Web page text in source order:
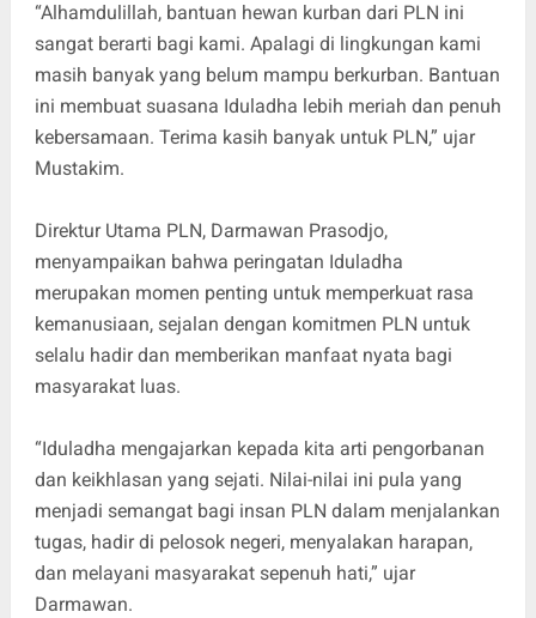
“Alhamdulillah, bantuan hewan kurban dari PLN ini
sangat berarti bagi kami. Apalagi di lingkungan kami
masih banyak yang belum mampu berkurban. Bantuan
ini membuat suasana Iduladha lebih meriah dan penuh
kebersamaan. Terima kasih banyak untuk PLN,” ujar
Mustakim.
Direktur Utama PLN, Darmawan Prasodjo,
menyampaikan bahwa peringatan Iduladha
merupakan momen penting untuk memperkuat rasa
kemanusiaan, sejalan dengan komitmen PLN untuk
selalu hadir dan memberikan manfaat nyata bagi
masyarakat luas.
“Iduladha mengajarkan kepada kita arti pengorbanan
dan keikhlasan yang sejati. Nilai-nilai ini pula yang
menjadi semangat bagi insan PLN dalam menjalankan
tugas, hadir di pelosok negeri, menyalakan harapan,
dan melayani masyarakat sepenuh hati,” ujar
Darmawan.